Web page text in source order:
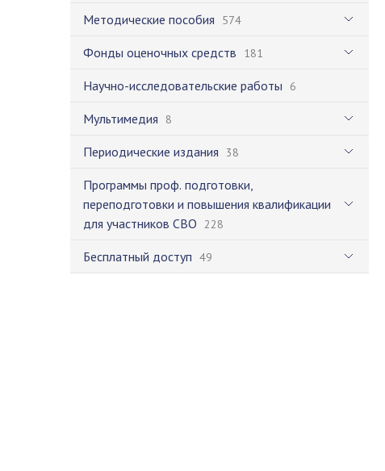
Методические пособия 574
Фонды оценочных средств 181
Научно-исследовательские работы 6
Мультимедия 8
Периодические издания 38
Программы проф. подготовки,
переподготовки и повышения квалификации
для участников СВО 228
Бесплатный доступ 49